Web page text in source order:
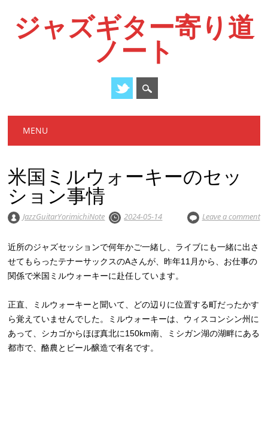
ジャズギター寄り道
ノート
Main menu
MENU
米国ミルウォーキーのセッ
ション事情
JazzGuitarYorimichiNote 2024-05-14 Leave a comment
近所のジャズセッションで何年かご一緒し、ライブにも一緒に出さ
せてもらったテナーサックスのAさんが、昨年11月から、お仕事の
関係で米国ミルウォーキーに赴任しています。
正直、ミルウォーキーと聞いて、どの辺りに位置する町だったかす
ら覚えていませんでした。ミルウォーキーは、ウィスコンシン州に
あって、シカゴからほぼ真北に150km南、ミシガン湖の湖畔にある
都市で、酪農とビール醸造で有名です。